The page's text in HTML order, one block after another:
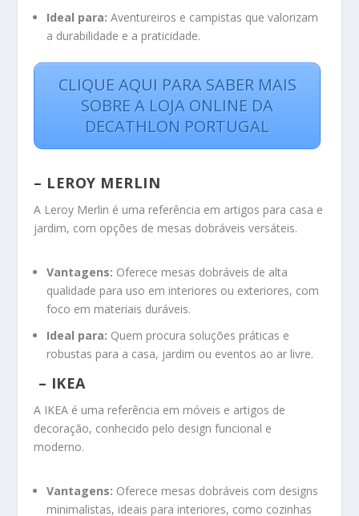
Ideal para: Aventureiros e campistas que valorizam
a durabilidade e a praticidade.
CLIQUE AQUI PARA SABER MAIS
SOBRE A LOJA ONLINE DA
DECATHLON PORTUGAL
– LEROY MERLIN
A Leroy Merlin é uma referência em artigos para casa e
jardim, com opções de mesas dobráveis versáteis.
Vantagens: Oferece mesas dobráveis de alta
qualidade para uso em interiores ou exteriores, com
foco em materiais duráveis.
Ideal para: Quem procura soluções práticas e
robustas para a casa, jardim ou eventos ao ar livre.
– IKEA
A IKEA é uma referência em móveis e artigos de
decoração, conhecido pelo design funcional e
moderno.
Vantagens: Oferece mesas dobráveis com designs
minimalistas, ideais para interiores, como cozinhas